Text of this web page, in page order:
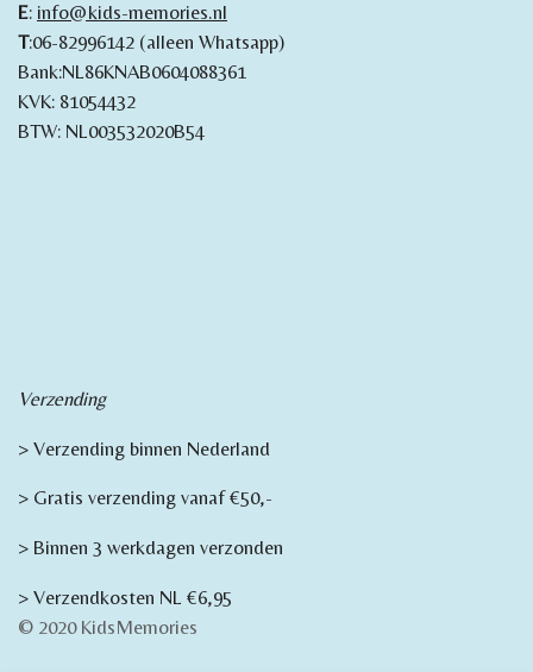
E: info@kids-memories.nl
T:06-82996142 (alleen Whatsapp)
Bank:NL86KNAB0604088361
KVK: 81054432
BTW: NL003532020B54
Verzending
> Verzending binnen Nederland
> Gratis verzending vanaf €50,-
> Binnen 3 werkdagen verzonden
> Verzendkosten NL €6,95
© 2020 KidsMemories